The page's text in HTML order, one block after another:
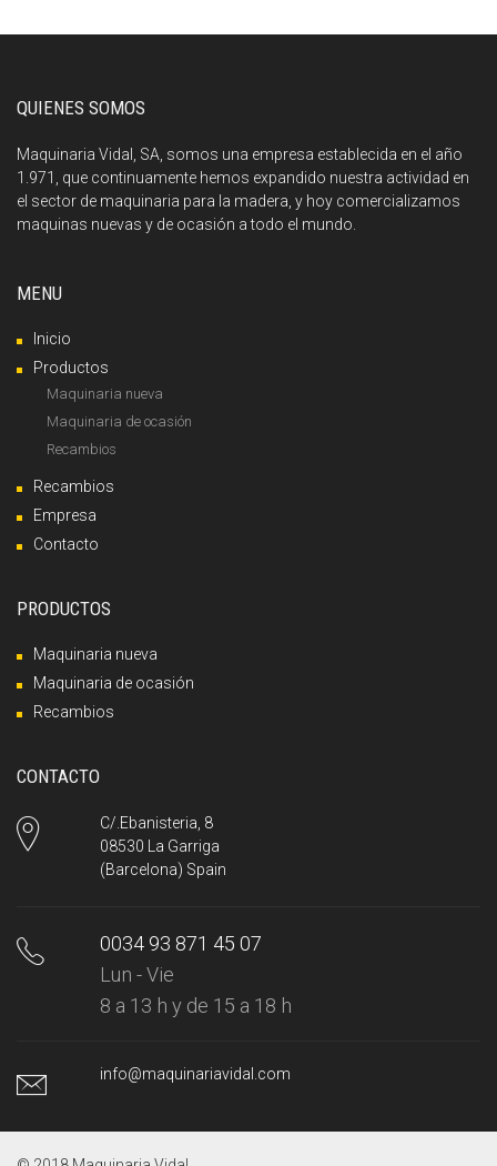
QUIENES SOMOS
Maquinaria Vidal, SA, somos una empresa establecida en el año
1.971, que continuamente hemos expandido nuestra actividad en
el sector de maquinaria para la madera, y hoy comercializamos
maquinas nuevas y de ocasión a todo el mundo.
MENU
Inicio
Productos
Maquinaria nueva
Maquinaria de ocasión
Recambios
Recambios
Empresa
Contacto
PRODUCTOS
Maquinaria nueva
Maquinaria de ocasión
Recambios
CONTACTO
C/.Ebanisteria, 8
08530 La Garriga
(Barcelona) Spain
0034 93 871 45 07
Lun - Vie
8 a 13 h y de 15 a 18 h
info@maquinariavidal.com